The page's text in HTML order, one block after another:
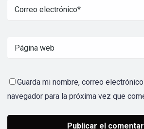
Guarda mi nombre, correo
navegador para la próxima vez que